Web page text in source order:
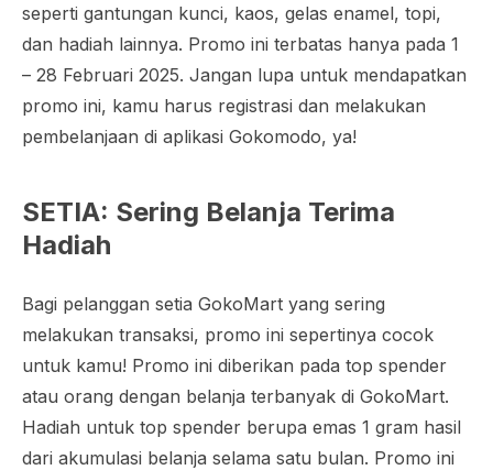
seperti gantungan kunci, kaos, gelas enamel, topi,
dan hadiah lainnya. Promo ini terbatas hanya pada 1
– 28 Februari 2025. Jangan lupa untuk mendapatkan
promo ini, kamu harus registrasi dan melakukan
pembelanjaan di aplikasi Gokomodo, ya!
SETIA: Sering Belanja Terima
Hadiah
Bagi pelanggan setia GokoMart yang sering
melakukan transaksi, promo ini sepertinya cocok
untuk kamu! Promo ini diberikan pada top spender
atau orang dengan belanja terbanyak di GokoMart.
Hadiah untuk top spender berupa emas 1 gram hasil
dari akumulasi belanja selama satu bulan. Promo ini